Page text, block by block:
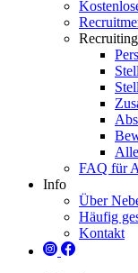
FAQ für
Info
Über
Häufig
Kontakt